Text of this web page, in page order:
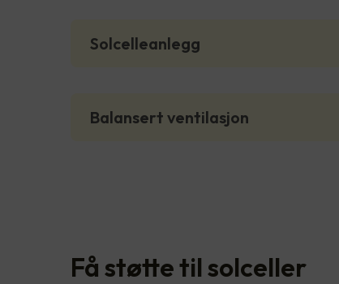
Solcelleanlegg
Balansert ventilasjon
Få støtte til solceller